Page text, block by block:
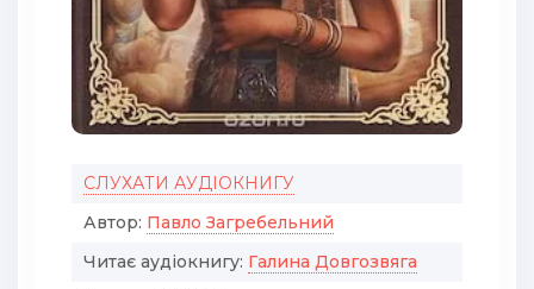
СЛУХАТИ АУДІОКНИГУ
Автор: Павло Загребельний
Читає аудіокнигу: Галина Довгозвяга